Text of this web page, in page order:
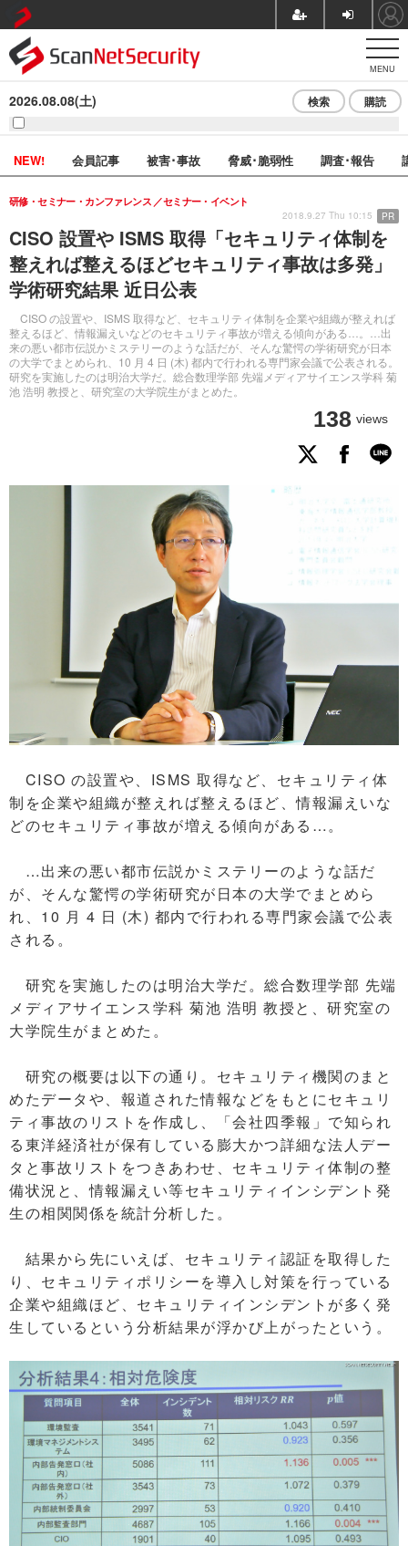
MENU
2026.08.08(土) 検索 購読
NEW! 会員記事 被害･事故 脅威･脆弱性 調査･報告
CISO 設置や ISMS 取得「セキュリティ体制を
整えれば整えるほどセキュリティ事故は多発」
学術研究結果 近日公表
CISO の設置や、ISMS 取得など、セキュリティ体制を企業や組織が整えれば
整えるほど、情報漏えいなどのセキュリティ事故が増える傾向がある…。…出
来の悪い都市伝説かミステリーのような話だが、そんな驚愕の学術研究が日本
の大学でまとめられ、10 月 4 日 (木) 都内で行われる専門家会議で公表される。
研究を実施したのは明治大学だ。総合数理学部 先端メディアサイエンス学科 菊
池 浩明 教授と、研究室の大学院生がまとめた。
研修・セミナー・カンファレンス セミナー・イベント
138 views
2018.9.27 Thu 10:15 PR
CISO の設置や、ISMS 取得など、セキュリティ体
制を企業や組織が整えれば整えるほど、情報漏えいな
どのセキュリティ事故が増える傾向がある…。
…出来の悪い都市伝説かミステリーのような話だ
が、そんな驚愕の学術研究が日本の大学でまとめら
れ、10 月 4 日 (木) 都内で行われる専門家会議で公表
される。
研究を実施したのは明治大学だ。総合数理学部 先端
メディアサイエンス学科 菊池 浩明 教授と、研究室の
大学院生がまとめた。
研究の概要は以下の通り。セキュリティ機関のまと
めたデータや、報道された情報などをもとにセキュリ
ティ事故のリストを作成し、「会社四季報」で知られ
る東洋経済社が保有している膨大かつ詳細な法人デー
タと事故リストをつきあわせ、セキュリティ体制の整
備状況と、情報漏えい等セキュリティインシデント発
生の相関関係を統計分析した。
結果から先にいえば、セキュリティ認証を取得した
り、セキュリティポリシーを導入し対策を行っている
企業や組織ほど、セキュリティインシデントが多く発
生しているという分析結果が浮かび上がったという。